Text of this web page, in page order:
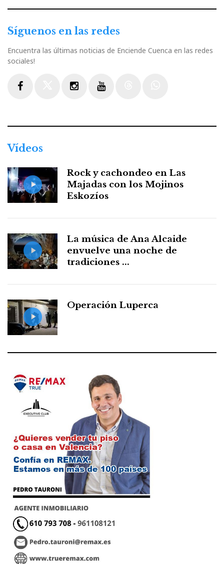
Síguenos en las redes
Encuentra las últimas noticias de Enciende Cuenca en las redes
sociales!
Vídeos
Rock y cachondeo en Las
Majadas con los Mojinos
Eskozíos
La música de Ana Alcaide
envuelve una noche de
tradiciones ...
Operación Luperca